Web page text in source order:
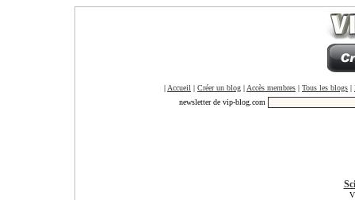
| Accueil | Créer un blog | Accès membres | Tous les blogs |
newsletter de vip-blog.com